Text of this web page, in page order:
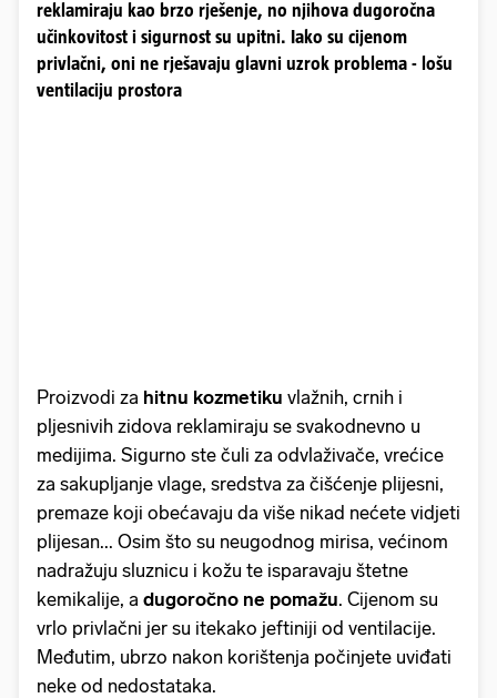
reklamiraju kao brzo rješenje, no njihova dugoročna
učinkovitost i sigurnost su upitni. Iako su cijenom
privlačni, oni ne rješavaju glavni uzrok problema - lošu
ventilaciju prostora
Proizvodi za hitnu kozmetiku vlažnih, crnih i
pljesnivih zidova reklamiraju se svakodnevno u
medijima. Sigurno ste čuli za odvlaživače, vrećice
za sakupljanje vlage, sredstva za čišćenje plijesni,
premaze koji obećavaju da više nikad nećete vidjeti
plijesan... Osim što su neugodnog mirisa, većinom
nadražuju sluznicu i kožu te isparavaju štetne
kemikalije, a dugoročno ne pomažu. Cijenom su
vrlo privlačni jer su itekako jeftiniji od ventilacije.
Međutim, ubrzo nakon korištenja počinjete uviđati
neke od nedostataka.